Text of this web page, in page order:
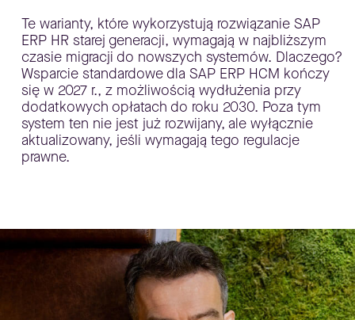
Te warianty, które wykorzystują rozwiązanie SAP
ERP HR starej generacji, wymagają w najbliższym
czasie migracji do nowszych systemów. Dlaczego?
Wsparcie standardowe dla SAP ERP HCM kończy
się w 2027 r., z możliwością wydłużenia przy
dodatkowych opłatach do roku 2030. Poza tym
system ten nie jest już rozwijany, ale wyłącznie
aktualizowany, jeśli wymagają tego regulacje
prawne.